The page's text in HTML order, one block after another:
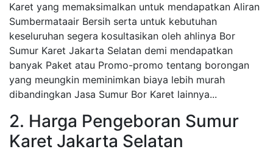
Karet yang memaksimalkan untuk mendapatkan Aliran
Sumbermataair Bersih serta untuk kebutuhan
keseluruhan segera kosultasikan oleh ahlinya Bor
Sumur Karet Jakarta Selatan demi mendapatkan
banyak Paket atau Promo-promo tentang borongan
yang meungkin meminimkan biaya lebih murah
dibandingkan Jasa Sumur Bor Karet lainnya...
2. Harga Pengeboran Sumur
Karet Jakarta Selatan